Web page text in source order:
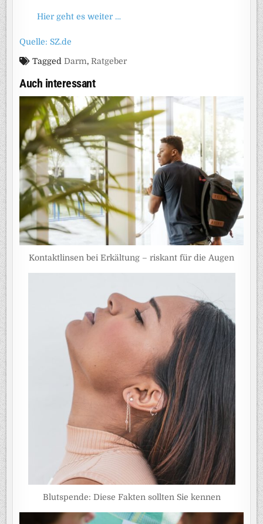
Hier geht es weiter …
Quelle: SZ.de
TaggedDarm,Ratgeber
Auch interessant
Kontaktlinsen bei Erkältung – riskant für die Augen
Blutspende: Diese Fakten sollten Sie kennen